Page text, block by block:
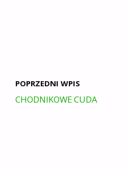
POPRZEDNI WPIS
CHODNIKOWE CUDA